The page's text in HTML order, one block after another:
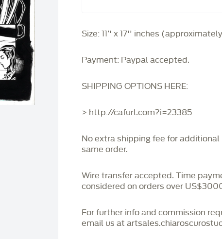
Size: 11’' x 17'' inches
Payment: Paypal accepted.
SHIPPING OPTIONS HERE:
> http://cafurl.com?i=23385
No extra shipping fee for additional
same order.
Wire transfer accepted. Time
considered on orders over
For further info and commission
email us at